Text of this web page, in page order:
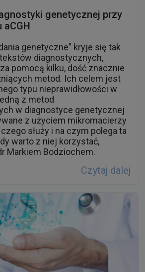
genetycznej przy
genetyczne” kryje się tak
diagnostycznych,
pomocą kilku, dość znacznie
metod. Ich celem jest
typu nieprawidłowości w
z metod
w diagnostyce genetycznej
z użyciem mikromacierzy
służy i na czym polega ta
warto z niej korzystać,
Markiem Bodziochem.
Czytaj dalej